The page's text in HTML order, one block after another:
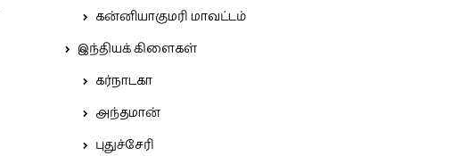
கன்னியாகுமரி மாவட்டம்
இந்தியக் கிளைகள்
கர்நாடகா
அந்தமான்
புதுச்சேரி